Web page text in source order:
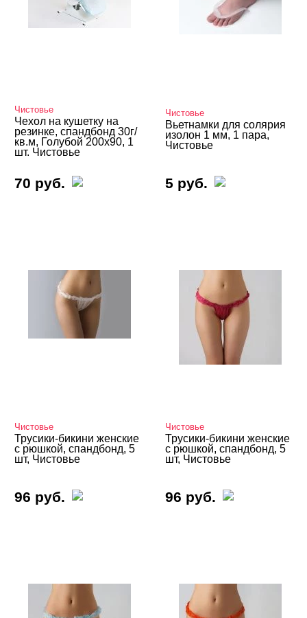
Чистовье
Чехол на кушетку на
резинке, спандбонд 30г/
кв.м, Голубой 200х90, 1
шт. Чистовье
70 руб.
Чистовье
Вьетнамки для солярия
изолон 1 мм, 1 пара,
Чистовье
5 руб.
Чистовье
Трусики-бикини женские
с рюшкой, спандбонд, 5
шт, Чистовье
96 руб.
Чистовье
Трусики-бикини женские
с рюшкой, спандбонд, 5
шт, Чистовье
96 руб.